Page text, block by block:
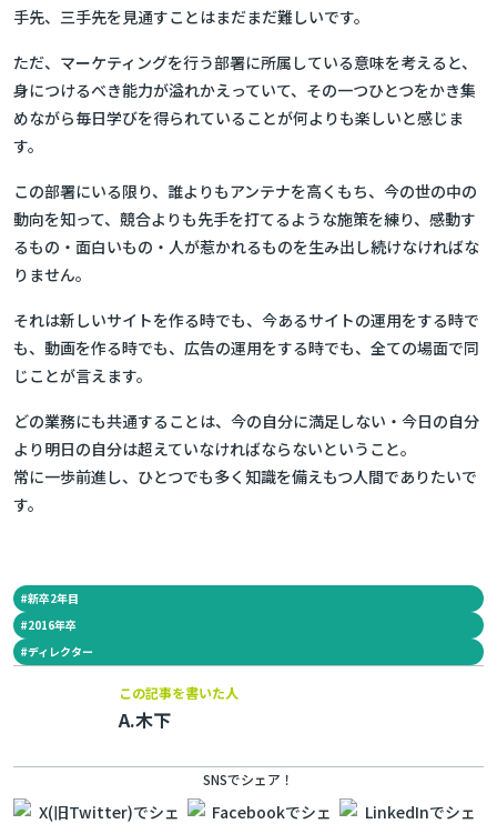
手先、三手先を見通すことはまだまだ難しいです。
ただ、マーケティングを行う部署に所属している意味を考えると、
身につけるべき能力が溢れかえっていて、その一つひとつをかき集
めながら毎日学びを得られていることが何よりも楽しいと感じま
す。
この部署にいる限り、誰よりもアンテナを高くもち、今の世の中の
動向を知って、競合よりも先手を打てるような施策を練り、感動す
るもの・面白いもの・人が惹かれるものを生み出し続けなければな
りません。
それは新しいサイトを作る時でも、今あるサイトの運用をする時で
も、動画を作る時でも、広告の運用をする時でも、全ての場面で同
じことが言えます。
どの業務にも共通することは、 今の自分に満足しない・今日の自分
より明日の自分は超えていなければならないということ。
常に一歩前進し、ひとつでも多く知識を備えもつ人間でありたいで
す。
#新卒2年目
#2016年卒
#ディレクター
この記事を書いた人
A.木下
SNSでシェア！